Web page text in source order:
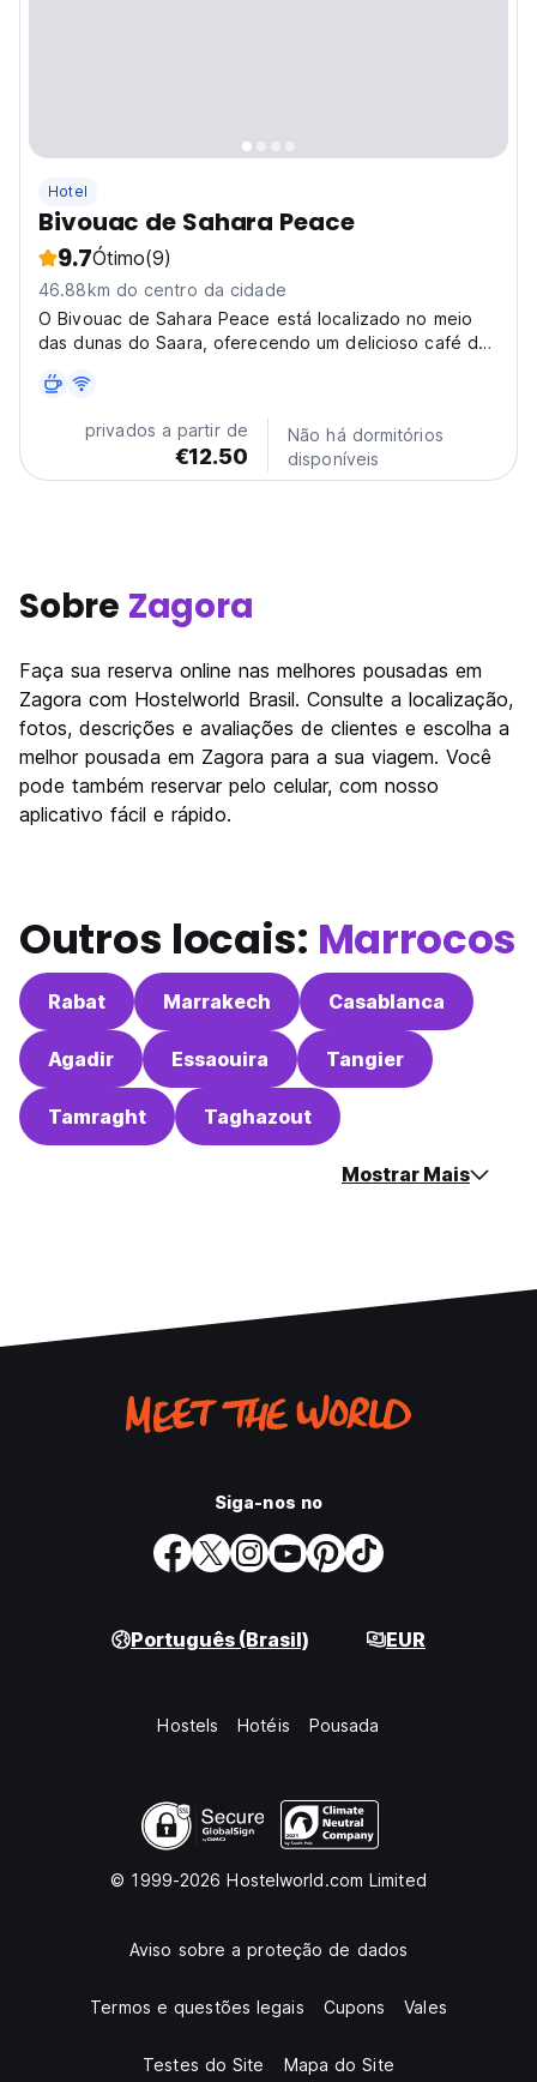
Hotel
Bivouac de Sahara Peace
9.7Ótimo(9)
46.88km do centro da cidade
O Bivouac de Sahara Peace está localizado no meio
das dunas do Saara, oferecendo um delicioso café da
forma tradicional.
privados a partir de
€12.50
Não há dormitórios
disponíveis
Sobre Zagora
Faça sua reserva online nas melhores pousadas em
Zagora com Hostelworld Brasil. Consulte a localização,
fotos, descrições e avaliações de clientes e escolha a
melhor pousada em Zagora para a sua viagem. Você
pode também reservar pelo celular, com nosso
aplicativo fácil e rápido.
Outros locais: Marrocos
Rabat Marrakech Casablanca
Agadir Essaouira Tangier
Tamraght Taghazout
Mostrar Mais
Siga-nos no
Português (Brasil) EUR
Hostels Hotéis Pousada
© 1999-2026 Hostelworld.com Limited
Aviso sobre a proteção de dados
Termos e questões legais Cupons Vales
Testes do Site Mapa do Site